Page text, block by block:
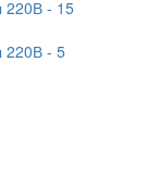
220В - 15
220В - 5